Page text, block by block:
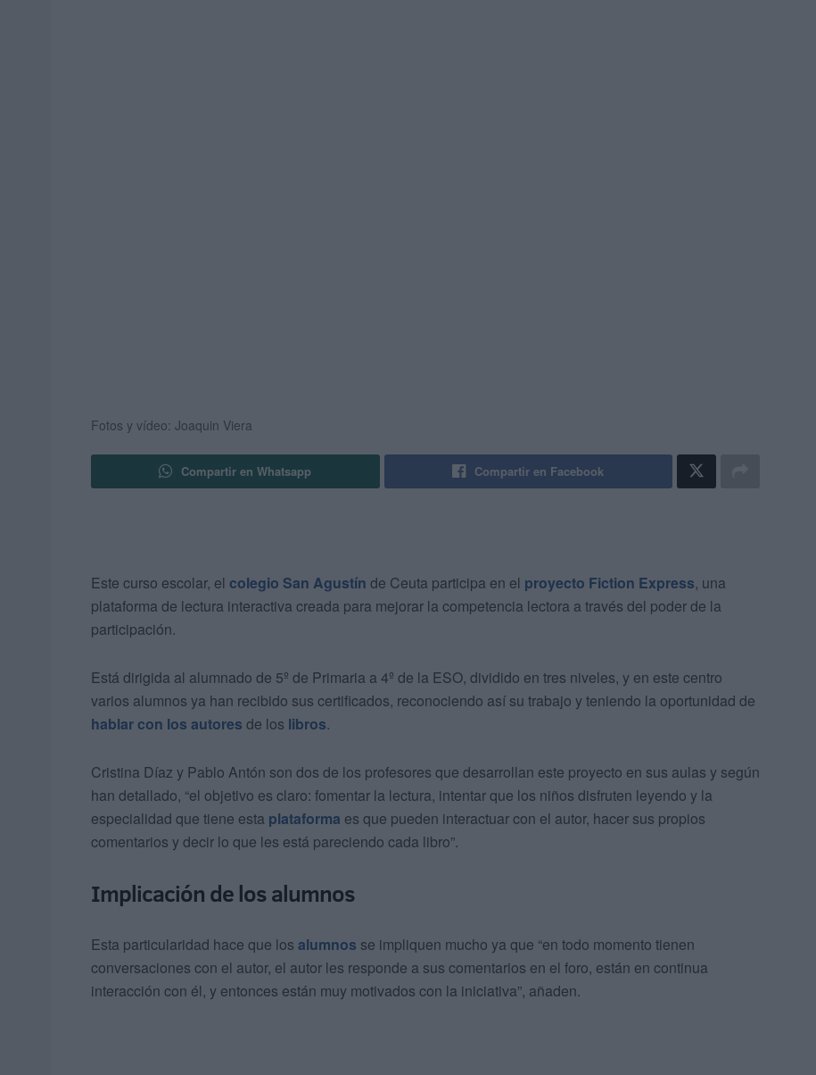
Fotos y vídeo: Joaquin Viera
Compartir en Whatsapp Compartir en Facebook
Este curso escolar, el colegio San Agustín de Ceuta participa en el proyecto Fiction Express, una
plataforma de lectura interactiva creada para mejorar la competencia lectora a través del poder de la
participación.
Está dirigida al alumnado de 5º de Primaria a 4º de la ESO, dividido en tres niveles, y en este centro
varios alumnos ya han recibido sus certificados, reconociendo así su trabajo y teniendo la oportunidad de
hablar con los autores de los libros.
Cristina Díaz y Pablo Antón son dos de los profesores que desarrollan este proyecto en sus aulas y según
han detallado, “el objetivo es claro: fomentar la lectura, intentar que los niños disfruten leyendo y la
especialidad que tiene esta plataforma es que pueden interactuar con el autor, hacer sus propios
comentarios y decir lo que les está pareciendo cada libro”.
Implicación de los alumnos
Esta particularidad hace que los alumnos se impliquen mucho ya que “en todo momento tienen
conversaciones con el autor, el autor les responde a sus comentarios en el foro, están en continua
interacción con él, y entonces están muy motivados con la iniciativa”, añaden.